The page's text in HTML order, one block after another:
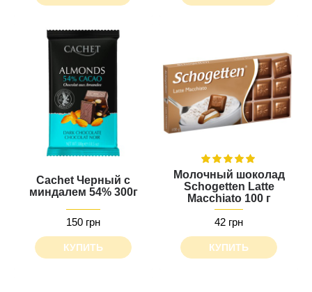
Cachet Черный с
миндалем 54% 300г
150 грн
КУПИТЬ
Молочный шоколад
Schogetten Latte
Macchiato 100 г
42 грн
КУПИТЬ